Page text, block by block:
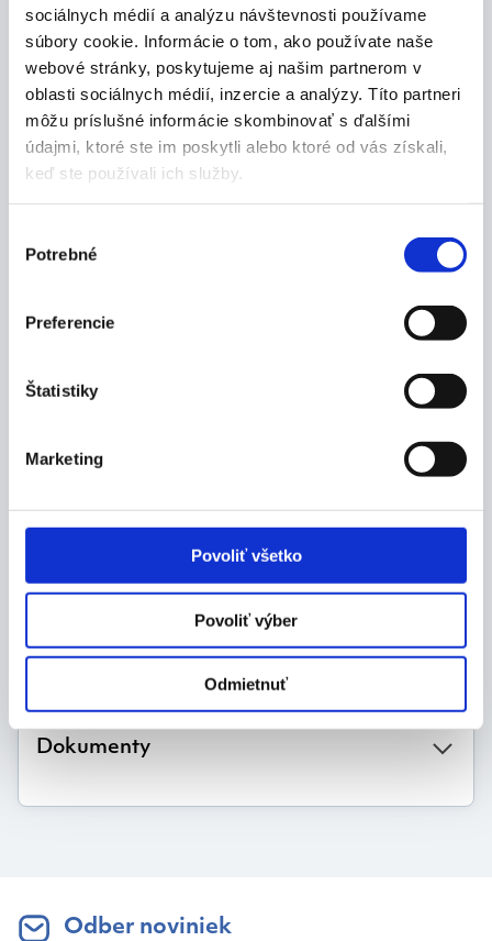
sociálnych médií a analýzu návštevnosti používame
súbory cookie. Informácie o tom, ako používate naše
webové stránky, poskytujeme aj našim partnerom v
oblasti sociálnych médií, inzercie a analýzy. Títo partneri
môžu príslušné informácie skombinovať s ďalšími
údajmi, ktoré ste im poskytli alebo ktoré od vás získali,
keď ste používali ich služby.
súhlasu
Potrebné
Preferencie
Štatistiky
Marketing
Povoliť všetko
Povoliť výber
Odmietnuť
Popis produktu
je priedušná a šetrná k pokožke
absorpčná náplasť na rany - prepúšťa vzduch a
sterilná
aplikujte na čistú a suchú pokožku podľa
Balenie:
Dokumenty
Odber noviniek